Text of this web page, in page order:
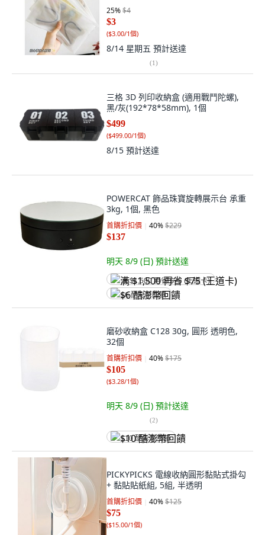
25%$4
$3
($3.00/1個)
8/14 星期五 預計送達
(1)
三格 3D 列印收納盒 (適用戰鬥陀螺),
黑/灰(192*78*58mm), 1個
$499
($499.00/1個)
8/15 預計送達
POWERCAT 飾品珠寶旋轉展示台 承重
3kg, 1個, 黑色
首購折扣價 40%$229
$137
明天 8/9 (日) 預計送達
满 $1,500 再省 $75 (王道卡)
$6 酷澎幣回饋
磨砂收納盒 C128 30g, 圓形 透明色,
32個
首購折扣價 40%$175
$105
($3.28/1個)
明天 8/9 (日) 預計送達
(2)
$10 酷澎幣回饋
PICKYPICKS 電線收納圓形黏貼式掛勾
+ 黏貼貼紙組, 5組, 半透明
首購折扣價 40%$125
$75
($15.00/1個)